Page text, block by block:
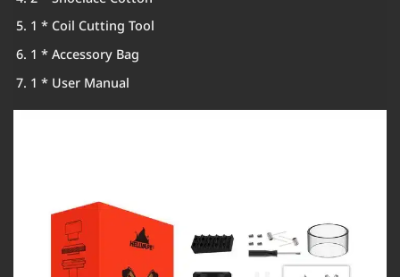
1 * Coil Cutting Tool
1 * Accessory Bag
1 * User Manual